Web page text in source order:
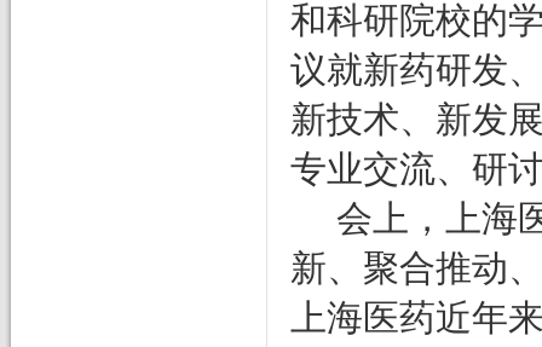
和科研院校的
议就新药研发
新技术、新发
专业交流、研
会上，上海
新、聚合推动
上海医药近年